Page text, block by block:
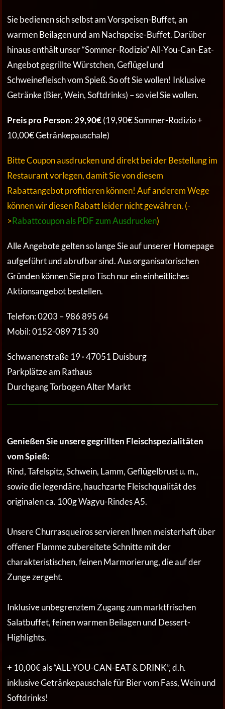
Sie bedienen sich selbst am Vorspeisen-Buffet, an
warmen Beilagen und am Nachspeise-Buffet. Darüber
hinaus enthält unser “Sommer-Rodizio” All-You-Can-Eat-
Angebot gegrillte Würstchen, Geflügel und
Schweinefleisch vom Spieß. So oft Sie wollen! Inklusive
Getränke (Bier, Wein, Softdrinks) – so viel Sie wollen.
Preis pro Person: 29,90€(19,90€ Sommer-Rodizio +
10,00€ Getränkepauschale)
Bitte Coupon ausdrucken und direkt bei der Bestellung im
Restaurant vorlegen, damit Sie von diesem
Rabattangebot profitieren können! Auf anderem Wege
können wir diesen Rabatt leider nicht gewähren. (-
>Rabattcoupon als PDF zum Ausdrucken)
Alle Angebote gelten so lange Sie auf unserer Homepage
aufgeführt und abrufbar sind. Aus organisatorischen
Gründen können Sie pro Tisch nur ein einheitliches
Aktionsangebot bestellen.
Telefon: 0203 – 986 895 64
Mobil: 0152-089 715 30
Schwanenstraße 19 · 47051 Duisburg
Parkplätze am Rathaus
Durchgang Torbogen Alter Markt
Genießen Sie unsere gegrillten Fleischspezialitäten
vom Spieß:
Rind, Tafelspitz, Schwein, Lamm, Geflügelbrust u. m.,
sowie die legendäre, hauchzarte Fleischqualität des
originalen ca. 100g Wagyu-Rindes A5.
Unsere Churrasqueiros servieren Ihnen meisterhaft über
offener Flamme zubereitete Schnitte mit der
charakteristischen, feinen Marmorierung, die auf der
Zunge zergeht.
Inklusive unbegrenztem Zugang zum marktfrischen
Salatbuffet, feinen warmen Beilagen und Dessert-
Highlights.
+ 10,00€ als “ALL-YOU-CAN-EAT & DRINK”, d.h.
inklusive Getränkepauschale für Bier vom Fass, Wein und
Softdrinks!